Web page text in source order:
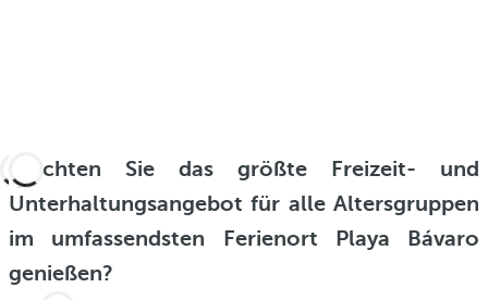
Möchten Sie das größte Freizeit- und
Unterhaltungsangebot für alle Altersgruppen
im umfassendsten Ferienort Playa Bávaro
genießen?